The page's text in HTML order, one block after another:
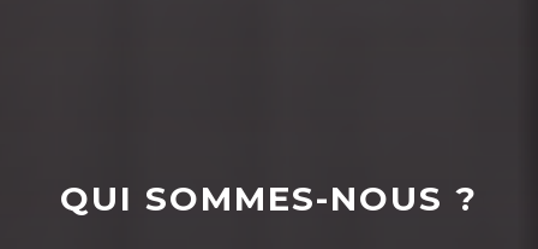
QUI SOMMES-NOUS ?